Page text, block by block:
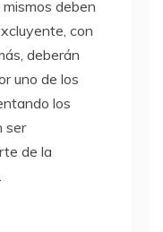
deben
con
deberán
uno de los
los
ser
de la